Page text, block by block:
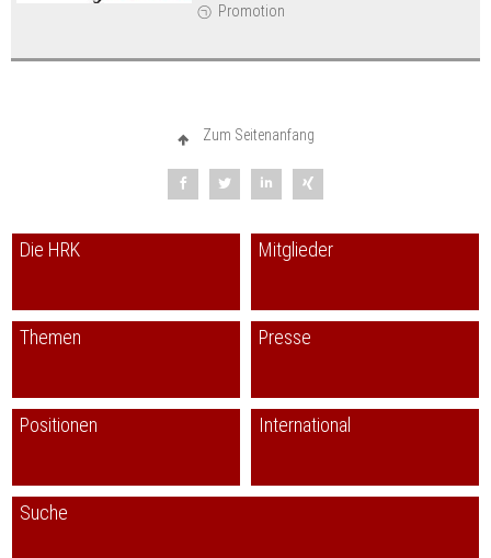
Promotion
Zum Seitenanfang
Die HRK Mitglieder
Themen Presse
Positionen International
Suche